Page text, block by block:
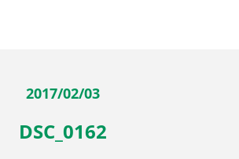
2017/02/03
DSC_0162